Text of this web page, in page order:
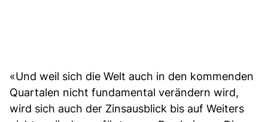
«Und weil sich die Welt auch in den kommenden
Quartalen nicht fundamental verändern wird,
wird sich auch der Zinsausblick bis auf Weiters